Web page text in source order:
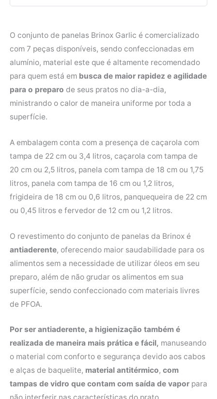
O conjunto de panelas Brinox Garlic é comercializado
com 7 peças disponíveis, sendo confeccionadas em
alumínio, material este que é altamente recomendado
para quem está em busca de maior rapidez e agilidade
para o preparo de seus pratos no dia-a-dia,
ministrando o calor de maneira uniforme por toda a
superfície.
A embalagem conta com a presença de caçarola com
tampa de 22 cm ou 3,4 litros, caçarola com tampa de
20 cm ou 2,5 litros, panela com tampa de 18 cm ou 1,75
litros, panela com tampa de 16 cm ou 1,2 litros,
frigideira de 18 cm ou 0,6 litros, panquequeira de 22 cm
ou 0,45 litros e fervedor de 12 cm ou 1,2 litros.
O revestimento do conjunto de panelas da Brinox é
antiaderente, oferecendo maior saudabilidade para os
alimentos sem a necessidade de utilizar óleos em seu
preparo, além de não grudar os alimentos em sua
superfície, sendo confeccionado com materiais livres
de PFOA.
Por ser antiaderente, a higienização também é
realizada de maneira mais prática e fácil, manuseando
o material com conforto e segurança devido aos cabos
e alças de baquelite, material antitérmico, com
tampas de vidro que contam com saída de vapor para